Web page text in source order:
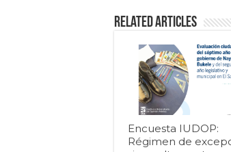
Related Articles
Encuesta IUDOP:
Régimen de